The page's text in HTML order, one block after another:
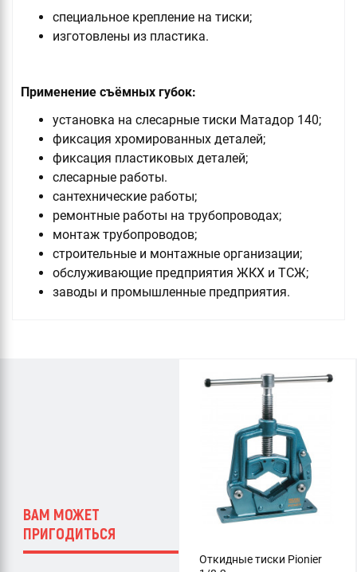
специальное крепление на тиски;
изготовлены из пластика.
Применение съёмных губок:
установка на слесарные тиски Матадор 140;
фиксация хромированных деталей;
фиксация пластиковых деталей;
слесарные работы.
сантехнические работы;
ремонтные работы на трубопроводах;
монтаж трубопроводов;
строительные и монтажные организации;
обслуживающие предприятия ЖКХ и ТСЖ;
заводы и промышленные предприятия.
ВАМ МОЖЕТ
ПРИГОДИТЬСЯ
Откидные тиски Pionier